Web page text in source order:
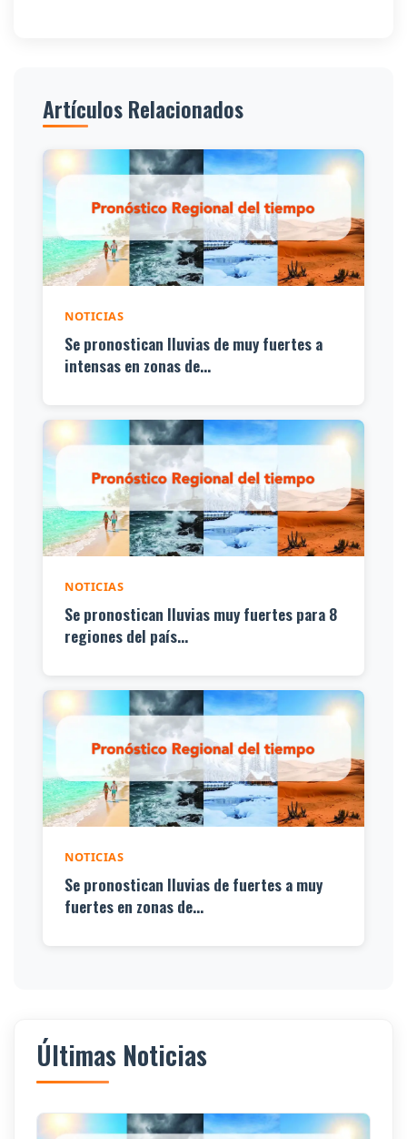
Artículos Relacionados
NOTICIAS
Se pronostican lluvias de muy fuertes a
intensas en zonas de...
NOTICIAS
Se pronostican lluvias muy fuertes para 8
regiones del país...
NOTICIAS
Se pronostican lluvias de fuertes a muy
fuertes en zonas de...
Últimas Noticias